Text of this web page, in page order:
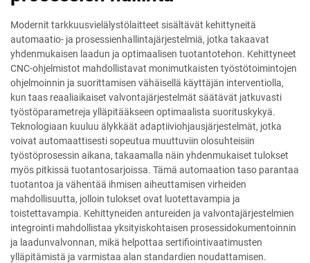
Modernit tarkkuusvielälystölaitteet sisältävät kehittyneitä
automaatio- ja prosessienhallintajärjestelmiä, jotka takaavat
yhdenmukaisen laadun ja optimaalisen tuotantotehon. Kehittyneet
CNC-ohjelmistot mahdollistavat monimutkaisten työstötoimintojen
ohjelmoinnin ja suorittamisen vähäisellä käyttäjän interventiolla,
kun taas reaaliaikaiset valvontajärjestelmät säätävät jatkuvasti
työstöparametreja ylläpitääkseen optimaalista suorituskykyä.
Teknologiaan kuuluu älykkäät adaptiiviohjausjärjestelmät, jotka
voivat automaattisesti sopeutua muuttuviin olosuhteisiin
työstöprosessin aikana, takaamalla näin yhdenmukaiset tulokset
myös pitkissä tuotantosarjoissa. Tämä automaation taso parantaa
tuotantoa ja vähentää ihmisen aiheuttamisen virheiden
mahdollisuutta, jolloin tulokset ovat luotettavampia ja
toistettavampia. Kehittyneiden antureiden ja valvontajärjestelmien
integrointi mahdollistaa yksityiskohtaisen prosessidokumentoinnin
ja laadunvalvonnan, mikä helpottaa sertifiointivaatimusten
ylläpitämistä ja varmistaa alan standardien noudattamisen.